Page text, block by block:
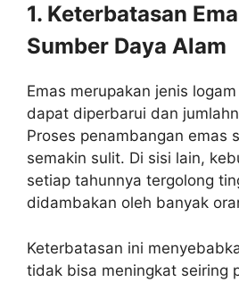
1. Keterbatasan
Sumber Daya Alam
Emas merupakan jenis
dapat diperbarui dan
Proses penambangan emas
semakin sulit. Di sisi lain,
setiap tahunnya tergolong
didambakan oleh banyak
Keterbatasan ini
tidak bisa meningkat seiring